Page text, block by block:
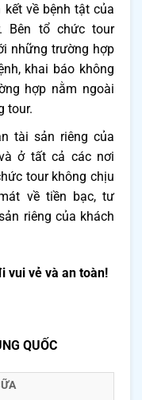
về bệnh tật của
Bên tổ chức tour
những trường hợp
khai báo không
hợp nằm ngoài
tour.
tài sản riêng của
ở tất cả các nơi
tour không chịu
về tiền bạc, tư
riêng của khách
vui vẻ và an toàn!
QUỐC